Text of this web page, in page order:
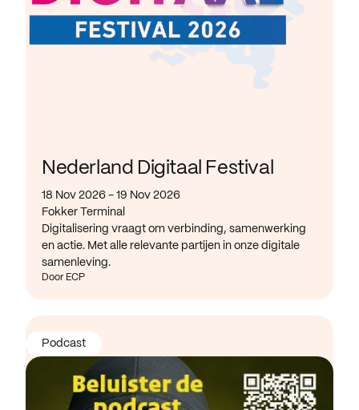
Nederland Digitaal Festival
18 Nov 2026 - 19 Nov 2026
Fokker Terminal
Digitalisering vraagt om verbinding, samenwerking
en actie. Met alle relevante partijen in onze digitale
samenleving.
Door ECP
Podcast